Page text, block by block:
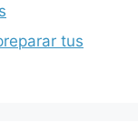
tus